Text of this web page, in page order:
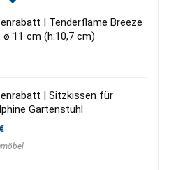
| Tenderflame Breeze
ø 11 cm (h:10,7 cm)
| Sitzkissen für
Gartenstuhl
Aktueller
ist: